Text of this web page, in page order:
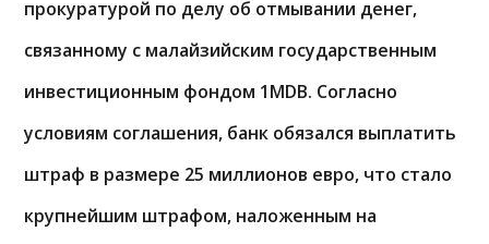
прокуратурой по делу об отмывании денег,
связанному с малайзийским государственным
инвестиционным фондом 1MDB. Согласно
условиям соглашения, банк обязался выплатить
штраф в размере 25 миллионов евро, что стало
крупнейшим штрафом, наложенным на